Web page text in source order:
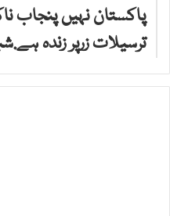
پاکستان نہیں پنجاب
ترسیلات زرپر زندہ